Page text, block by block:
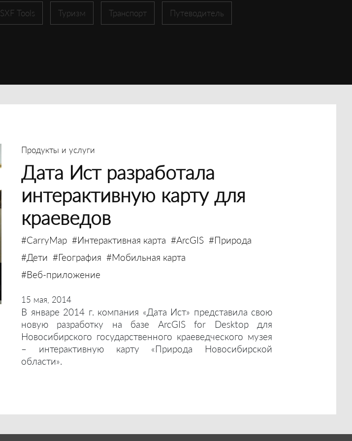
SXF Tools Туризм Транспорт Путеводитель
Продукты и услуги
Дата Ист разработала
интерактивную карту для
краеведов
#CarryMap #Интерактивная карта #ArcGIS #Природа
#Дети #География #Мобильная карта
#Веб-приложение
15 мая, 2014
В январе 2014 г. компания «Дата Ист» представила свою
новую разработку на базе ArcGIS for Desktop для
Новосибирского государственного краеведческого музея
– интерактивную карту «Природа Новосибирской
области».